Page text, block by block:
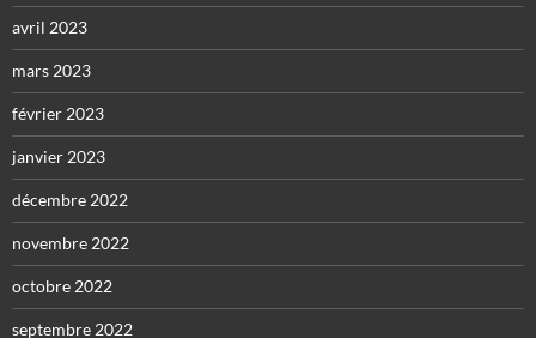
avril 2023
mars 2023
février 2023
janvier 2023
décembre 2022
novembre 2022
octobre 2022
septembre 2022